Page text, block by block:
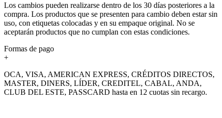
Los cambios pueden realizarse dentro de los 30 días posteriores a la
compra. Los productos que se presenten para cambio deben estar sin
uso, con etiquetas colocadas y en su empaque original. No se
aceptarán productos que no cumplan con estas condiciones.
Formas de pago
+
OCA, VISA, AMERICAN EXPRESS, CRÉDITOS DIRECTOS,
MASTER, DINERS, LÍDER, CREDITEL, CABAL, ANDA,
CLUB DEL ESTE, PASSCARD hasta en 12 cuotas sin recargo.